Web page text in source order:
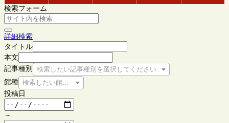
検索フォーム
詳細検索
タイトル
本文
記事種別
検索したい記事種別を選択してください
館種 検索したい館種を選択してください
投稿日
～